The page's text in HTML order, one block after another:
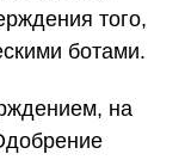
того,
ботами.
на